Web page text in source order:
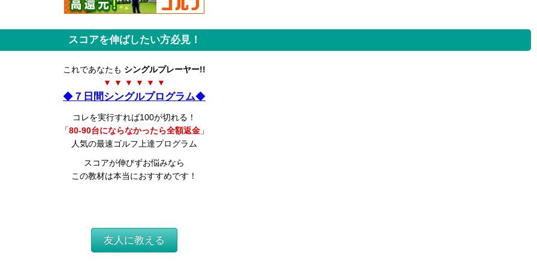
スコアを伸ばしたい方必見！
これであなたも シングルプレーヤー!!
▼ ▼ ▼ ▼ ▼ ▼
◆ ７日間シングルプログラム◆
コレを実行すれば100が切れる！
「80-90台にならなかったら全額返金」
人気の最速ゴルフ上達プログラム
スコアが伸びずお悩みなら
この教材は本当におすすめです！
友人に教える